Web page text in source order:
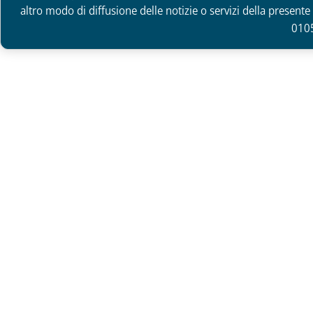
altro modo di diffusione delle notizie o servizi della